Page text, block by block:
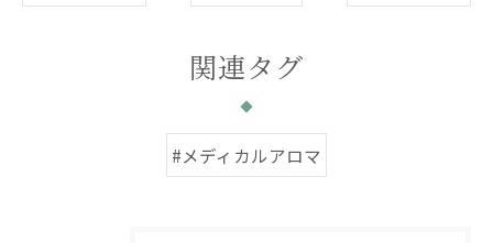
関連タグ
#メディカルアロマ